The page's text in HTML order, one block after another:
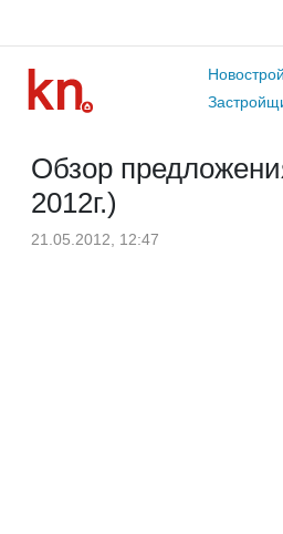
Обзор
2012г.)
21.05.2012, 12:47